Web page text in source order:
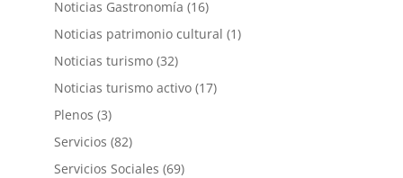
Noticias Gastronomía (16)
Noticias patrimonio cultural (1)
Noticias turismo(32)
Noticias turismo activo(17)
Plenos (3)
Servicios (82)
Servicios Sociales (69)